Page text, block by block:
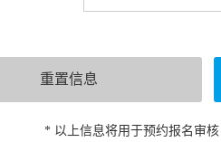
* 以上信息将用于预约报名审